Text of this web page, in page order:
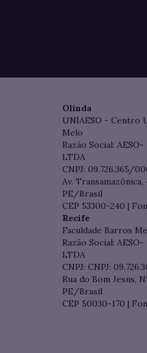
Olinda
UNIAESO - Centro
Melo
Razão Social:
LTDA
CNPJ: 09.726.365/
Av.
PE/Brasil
CEP 53300-240 |
Recife
Faculdade Barros
Razão Social:
LTDA
CNPJ: CNPJ:
Rua do Bom Jesus,
PE/Brasil
CEP 50030-170 |